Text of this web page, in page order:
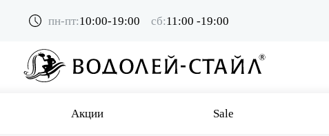
пн-пт:10:00-19:00 сб:11:00 -19:00
Акции Sale